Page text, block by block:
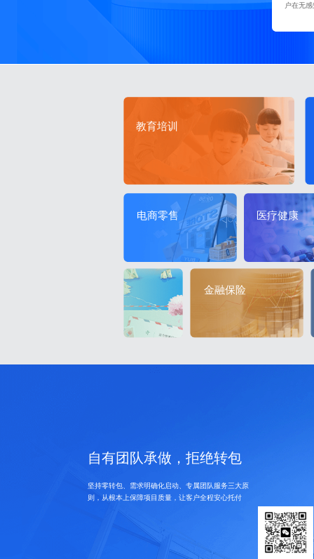
户在无
教育培训
金融保险
电商零售 医疗健康
自有团队承做，拒绝转包
坚持零转包、需求明确化启动、专属团队服务三大原
则，从根本上保障项目质量，让客户全程安心托付